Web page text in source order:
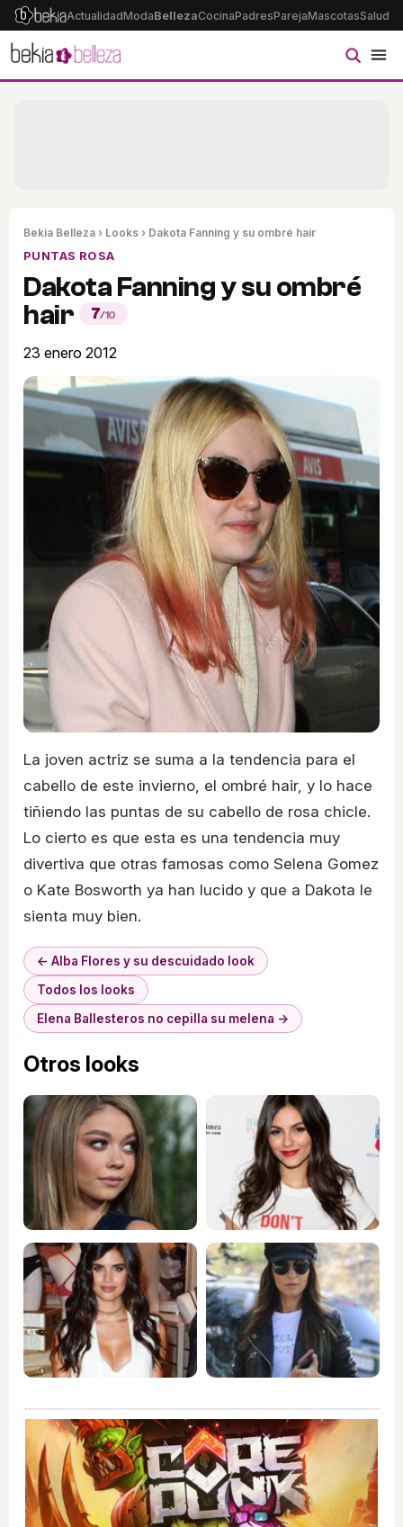
ActualidadModaBellezaCocinaPadresParejaMascotasSalud
Bekia Belleza › Looks › Dakota Fanning y su ombré hair
PUNTAS ROSA
Dakota Fanning y su ombré
hair
7/10
23 enero 2012
La joven actriz se suma a la tendencia para el
cabello de este invierno, el ombré hair, y lo hace
tiñiendo las puntas de su cabello de rosa chicle.
Lo cierto es que esta es una tendencia muy
divertiva que otras famosas como Selena Gomez
o Kate Bosworth ya han lucido y que a Dakota le
sienta muy bien.
← Alba Flores y su descuidado look
Todos los looks
Elena Ballesteros no cepilla su melena →
Otros looks